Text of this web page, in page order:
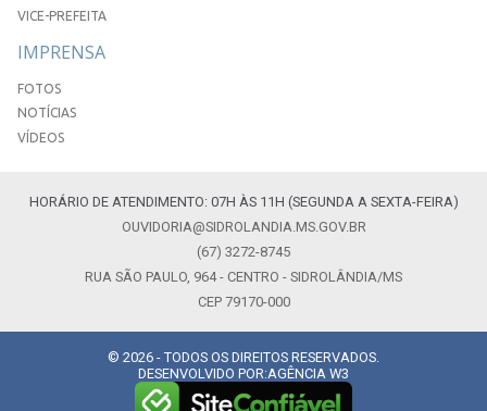
VICE-PREFEITA
IMPRENSA
FOTOS
NOTÍCIAS
VÍDEOS
HORÁRIO DE ATENDIMENTO: 07H ÀS 11H (SEGUNDA A SEXTA-FEIRA)
OUVIDORIA@SIDROLANDIA.MS.GOV.BR
(67) 3272-8745
RUA SÃO PAULO, 964 - CENTRO - SIDROLÂNDIA/MS
CEP 79170-000
© 2026 - TODOS OS DIREITOS RESERVADOS.
DESENVOLVIDO POR:AGÊNCIA W3